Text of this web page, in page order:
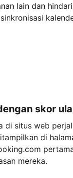
lain dan
skor
di situs web
di
mereka.